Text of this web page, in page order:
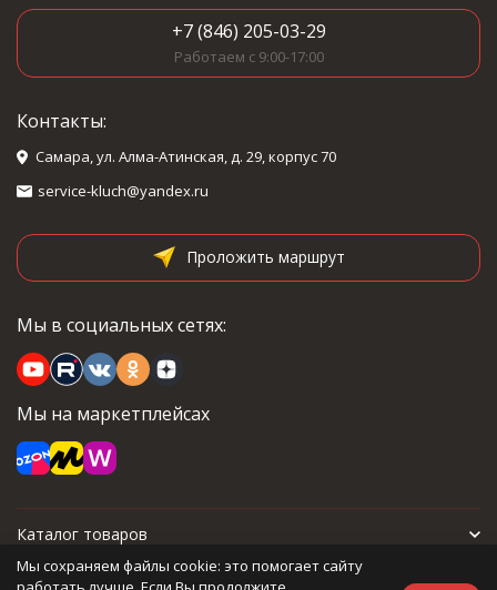
+7 (846) 205-03-29
Работаем с 9:00-17:00
Контакты:
Самара, ул. Алма-Атинская, д. 29, корпус 70
service-kluch@yandex.ru
Проложить маршрут
Мы в социальных сетях:
Мы на маркетплейсах
Каталог товаров
Мы сохраняем файлы cookie: это помогает сайту